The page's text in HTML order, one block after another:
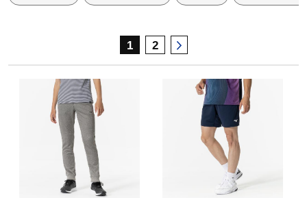
サッカー／フットサル
トレーニング
野球
1 2